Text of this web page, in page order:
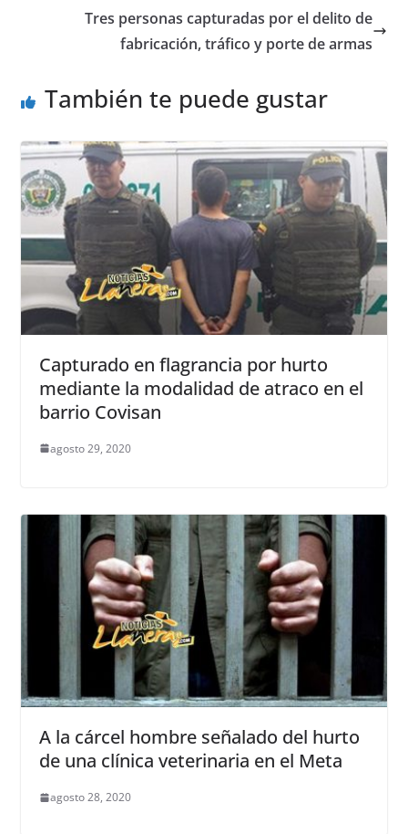
o p
p
g
er
Tres personas capturadas por el delito de
fabricación, tráfico y porte de armas
También te puede gustar
Capturado en flagrancia por hurto
mediante la modalidad de atraco en el
barrio Covisan
agosto 29, 2020
A la cárcel hombre señalado del hurto
de una clínica veterinaria en el Meta
agosto 28, 2020